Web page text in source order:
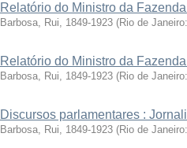
Relatório do Ministro da
Barbosa, Rui, 1849-1923 (Rio de
Relatório do Ministro da
Barbosa, Rui, 1849-1923 (Rio de
Discursos parlamentares :
Barbosa, Rui, 1849-1923 (Rio de